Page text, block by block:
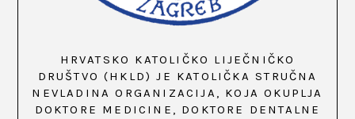
HRVATSKO KATOLIČKO LIJEČNIČKO
DRUŠTVO (HKLD) JE KATOLIČKA STRUČNA
NEVLADINA ORGANIZACIJA, KOJA OKUPLJA
DOKTORE MEDICINE, DOKTORE DENTALNE